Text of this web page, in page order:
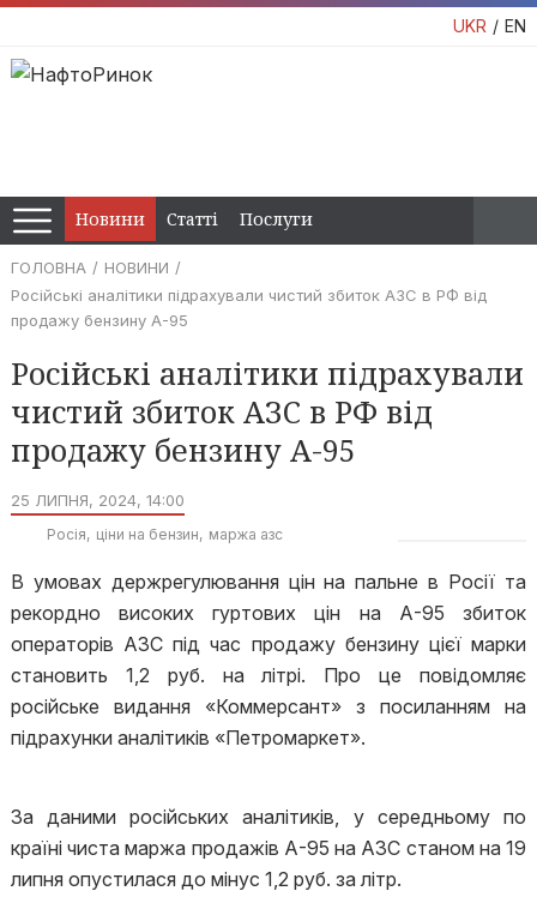
UKR EN
Новини Статті Послуги
ГОЛОВНА
НОВИНИ
Російські аналітики підрахували чистий збиток АЗС в РФ від
продажу бензину А-95
Російські аналітики підрахували
чистий збиток АЗС в РФ від
продажу бензину А-95
25 ЛИПНЯ, 2024, 14:00
Росія ціни на бензин маржа азс
В умовах держрегулювання цін на пальне в Росії та
рекордно високих гуртових цін на А-95 збиток
операторів АЗС під час продажу бензину цієї марки
становить 1,2 руб. на літрі. Про це повідомляє
російське видання «Коммерсант» з посиланням на
підрахунки аналітиків «Петромаркет».
За даними російських аналітиків, у середньому по
країні чиста маржа продажів А-95 на АЗС станом на 19
липня опустилася до мінус 1,2 руб. за літр.